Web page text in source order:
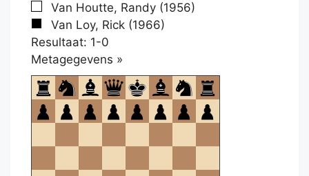
Van Houtte, Randy (1956)
Van Loy, Rick (1966)
Resultaat: 1-0
Metagegevens »
om
te
openen.